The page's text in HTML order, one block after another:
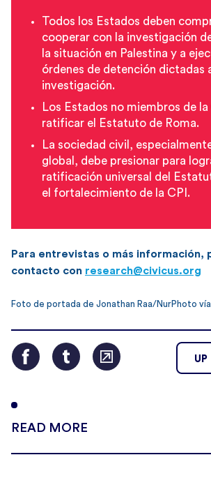
Todos los Estados deben
cooperar con la investigación
la situación en Palestina y a
órdenes de detención dictadas
investigación.
Los Estados no miembros de la
ratificar el Estatuto de Roma.
La sociedad civil,
global, debe presionar para
ratificación universal del
el fortalecimiento de la CPI.
Para entrevistas o más información,
contacto con research@civicus.org
Foto de portada de Jonathan Raa/NurPhoto
UP
READ MORE